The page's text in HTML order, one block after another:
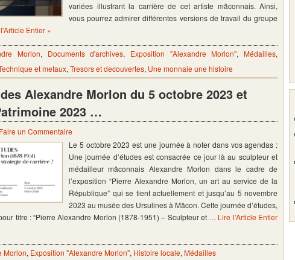
variées illustrant la carrière de cet artiste mâconnais. Ainsi,
vous pourrez admirer différentes versions de travail du groupe
Entier »
Morlon, Documents d'archives, Exposition "Alexandre Morlon",Médailles,
et metaux, Tresors et decouvertes, Une monnaie une histoire
Alexandre Morlon du 5 octobre 2023 et
2023 …
Faire un Commentaire
Le 5 octobre 2023 est une journée à noter dans vos agendas :
Une journée d’études est consacrée ce jour là au sculpteur et
médailleur mâconnais Alexandre Morlon dans le cadre de
l’exposition “Pierre Alexandre Morlon, un art au service de la
République” qui se tient actuellement et jusqu’au 5 novembre
2023 au musée des Ursulines à Mâcon. Cette journée d’études,
titre : “Pierre Alexandre Morlon (1878-1951) – Sculpteur et … Lire l'Article Entier
Morlon, Exposition "Alexandre Morlon", Histoire locale, Médailles